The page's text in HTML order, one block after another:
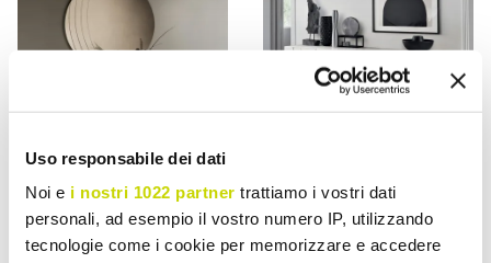
Uso responsabile dei dati
Noi e i nostri 1022 partner trattiamo i vostri dati
personali, ad esempio il vostro numero IP, utilizzando
tecnologie come i cookie per memorizzare e accedere
VIADURINI LIVING VIADURINI LIVING